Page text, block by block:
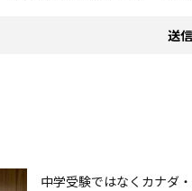
中学受験ではなくカナダ